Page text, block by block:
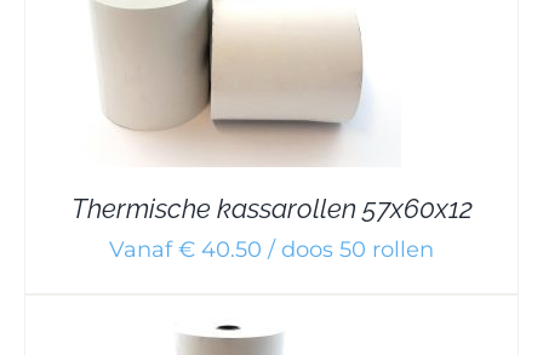
Thermische kassarollen 57x60x12
Vanaf € 40.50 / doos 50 rollen